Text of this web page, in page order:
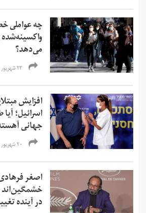
چه عواملی
واکسینه‌شده
می‌دهد؟
۲۳ شهریور ۱۴۰۰
افزایش
اسرائیل؛
جهانی
۲۰ شهریور ۱۴۰۰
اصغر
خشمگین‌‌اند
در آینده